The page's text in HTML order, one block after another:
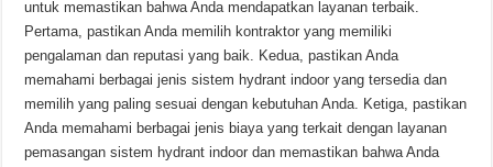
untuk memastikan bahwa Anda mendapatkan layanan terbaik.
Pertama, pastikan Anda memilih kontraktor yang memiliki
pengalaman dan reputasi yang baik. Kedua, pastikan Anda
memahami berbagai jenis sistem hydrant indoor yang tersedia dan
memilih yang paling sesuai dengan kebutuhan Anda. Ketiga, pastikan
Anda memahami berbagai jenis biaya yang terkait dengan layanan
pemasangan sistem hydrant indoor dan memastikan bahwa Anda